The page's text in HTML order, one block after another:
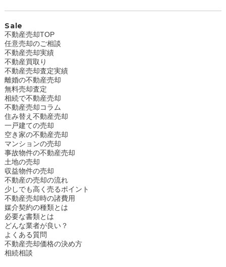
Sale
不動産売却TOP
任意売却のご相談
不動産売却実績
不動産買取り
不動産売却査定実績
離婚の不動産売却
無料売却査定
相続で不動産売却
不動産売却コラム
住み替え不動産売却
一戸建ての売却
空き家の不動産売却
マンションの売却
事故物件の不動産売却
土地の売却
収益物件の売却
不動産の売却の流れ
少しでも高く売るポイント
不動産売却時の諸費用
媒介契約の種類とは
必要な書類とは
どんな業者が良い？
よくある質問
不動産売却価格の決め方
相続相談